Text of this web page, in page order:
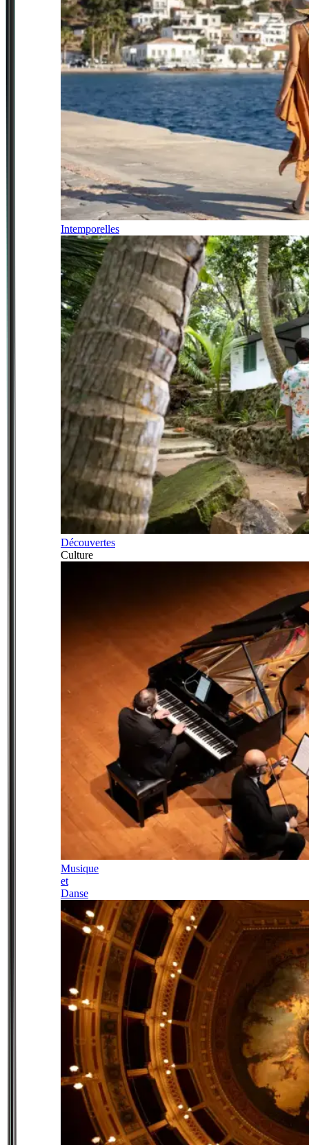
Intemporelles
Découvertes
Culture
Musique
et
Danse